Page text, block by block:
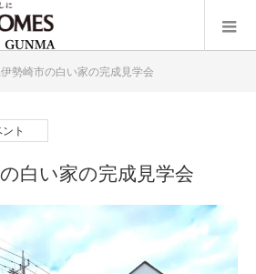
勢崎市の白い家の完成見学会
ト
白い家の完成見学会